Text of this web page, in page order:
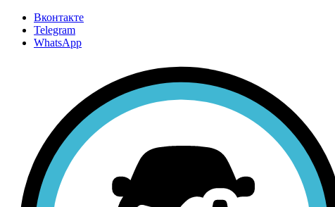
Вконтакте
Telegram
WhatsApp